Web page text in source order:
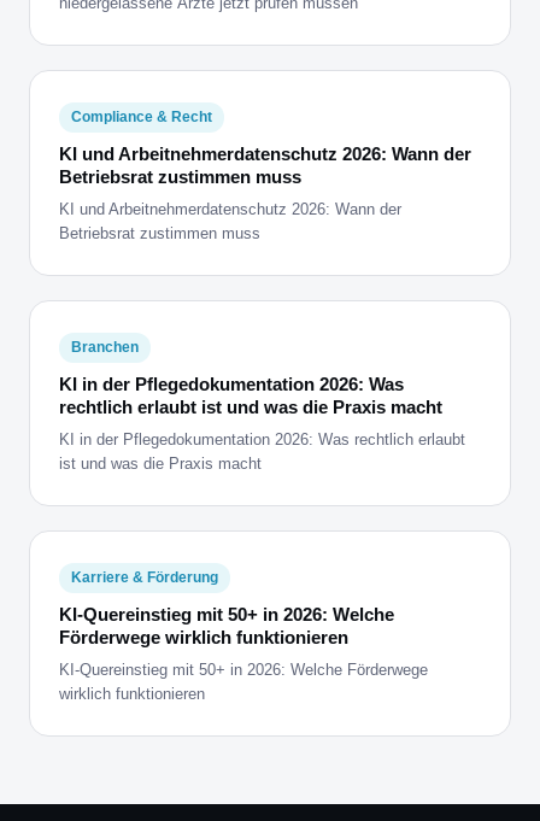
Compliance & Recht
KI und Arbeitnehmerdatenschutz 2026: Wann der
Betriebsrat zustimmen muss
KI und Arbeitnehmerdatenschutz 2026: Wann der
Betriebsrat zustimmen muss
Branchen
KI in der Pflegedokumentation 2026: Was
rechtlich erlaubt ist und was die Praxis macht
KI in der Pflegedokumentation 2026: Was rechtlich erlaubt
ist und was die Praxis macht
Karriere & Förderung
KI-Quereinstieg mit 50+ in 2026: Welche
Förderwege wirklich funktionieren
KI-Quereinstieg mit 50+ in 2026: Welche Förderwege
wirklich funktionieren